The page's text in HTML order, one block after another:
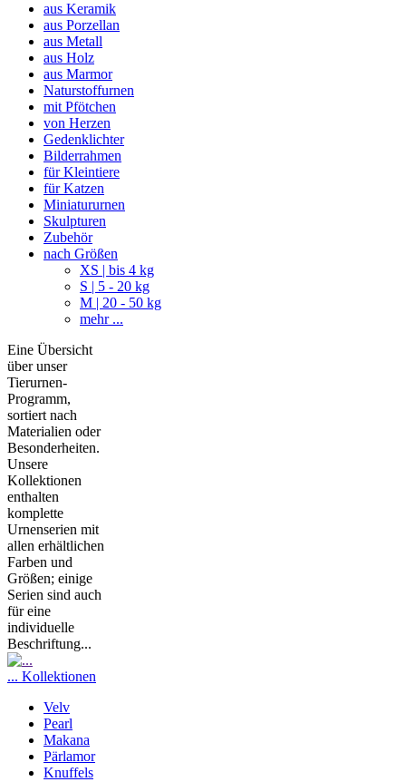
aus Keramik
aus Porzellan
aus Metall
aus Holz
aus Marmor
Naturstoffurnen
mit Pfötchen
von Herzen
Gedenklichter
Bilderrahmen
für Kleintiere
für Katzen
Miniatururnen
Skulpturen
Zubehör
nach Größen
XS | bis 4 kg
S | 5 - 20 kg
M | 20 - 50 kg
mehr ...
Eine Übersicht
über unser
Tierurnen-
Programm,
sortiert nach
Materialien oder
Besonderheiten.
Unsere
Kollektionen
enthalten
komplette
Urnenserien mit
allen erhältlichen
Farben und
Größen; einige
Serien sind auch
für eine
individuelle
Beschriftung...
... Kollektionen
Velv
Pearl
Makana
Pärlamor
Knuffels